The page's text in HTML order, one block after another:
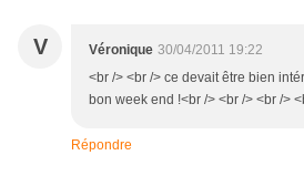
V Véronique 30/04/2011 19:22
<br /> <br /> ce devait être bien
bon week end !<br /> <br /> <br />
Répondre